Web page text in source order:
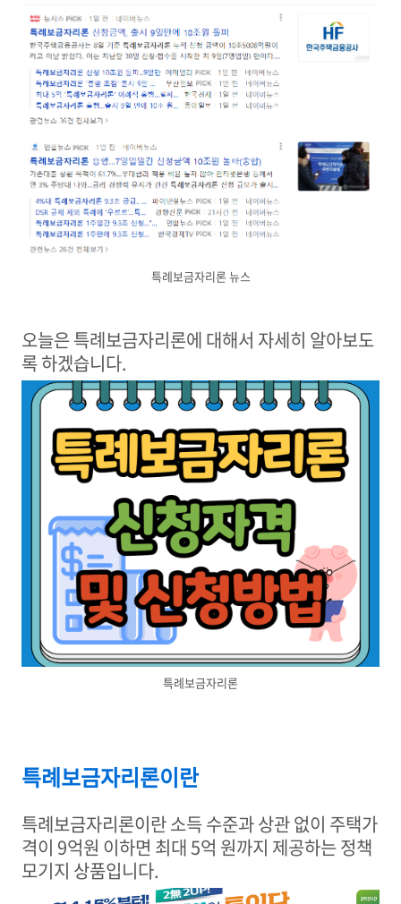
특례보금자리론 뉴스
오늘은 특례보금자리론에 대해서 자세히 알아보도
록 하겠습니다.
특례보금자리론
특례보금자리론이란
특례보금자리론이란 소득 수준과 상관 없이 주택가
격이 9억원 이하면 최대5억 원까지 제공하는 정책
모기지 상품입니다.